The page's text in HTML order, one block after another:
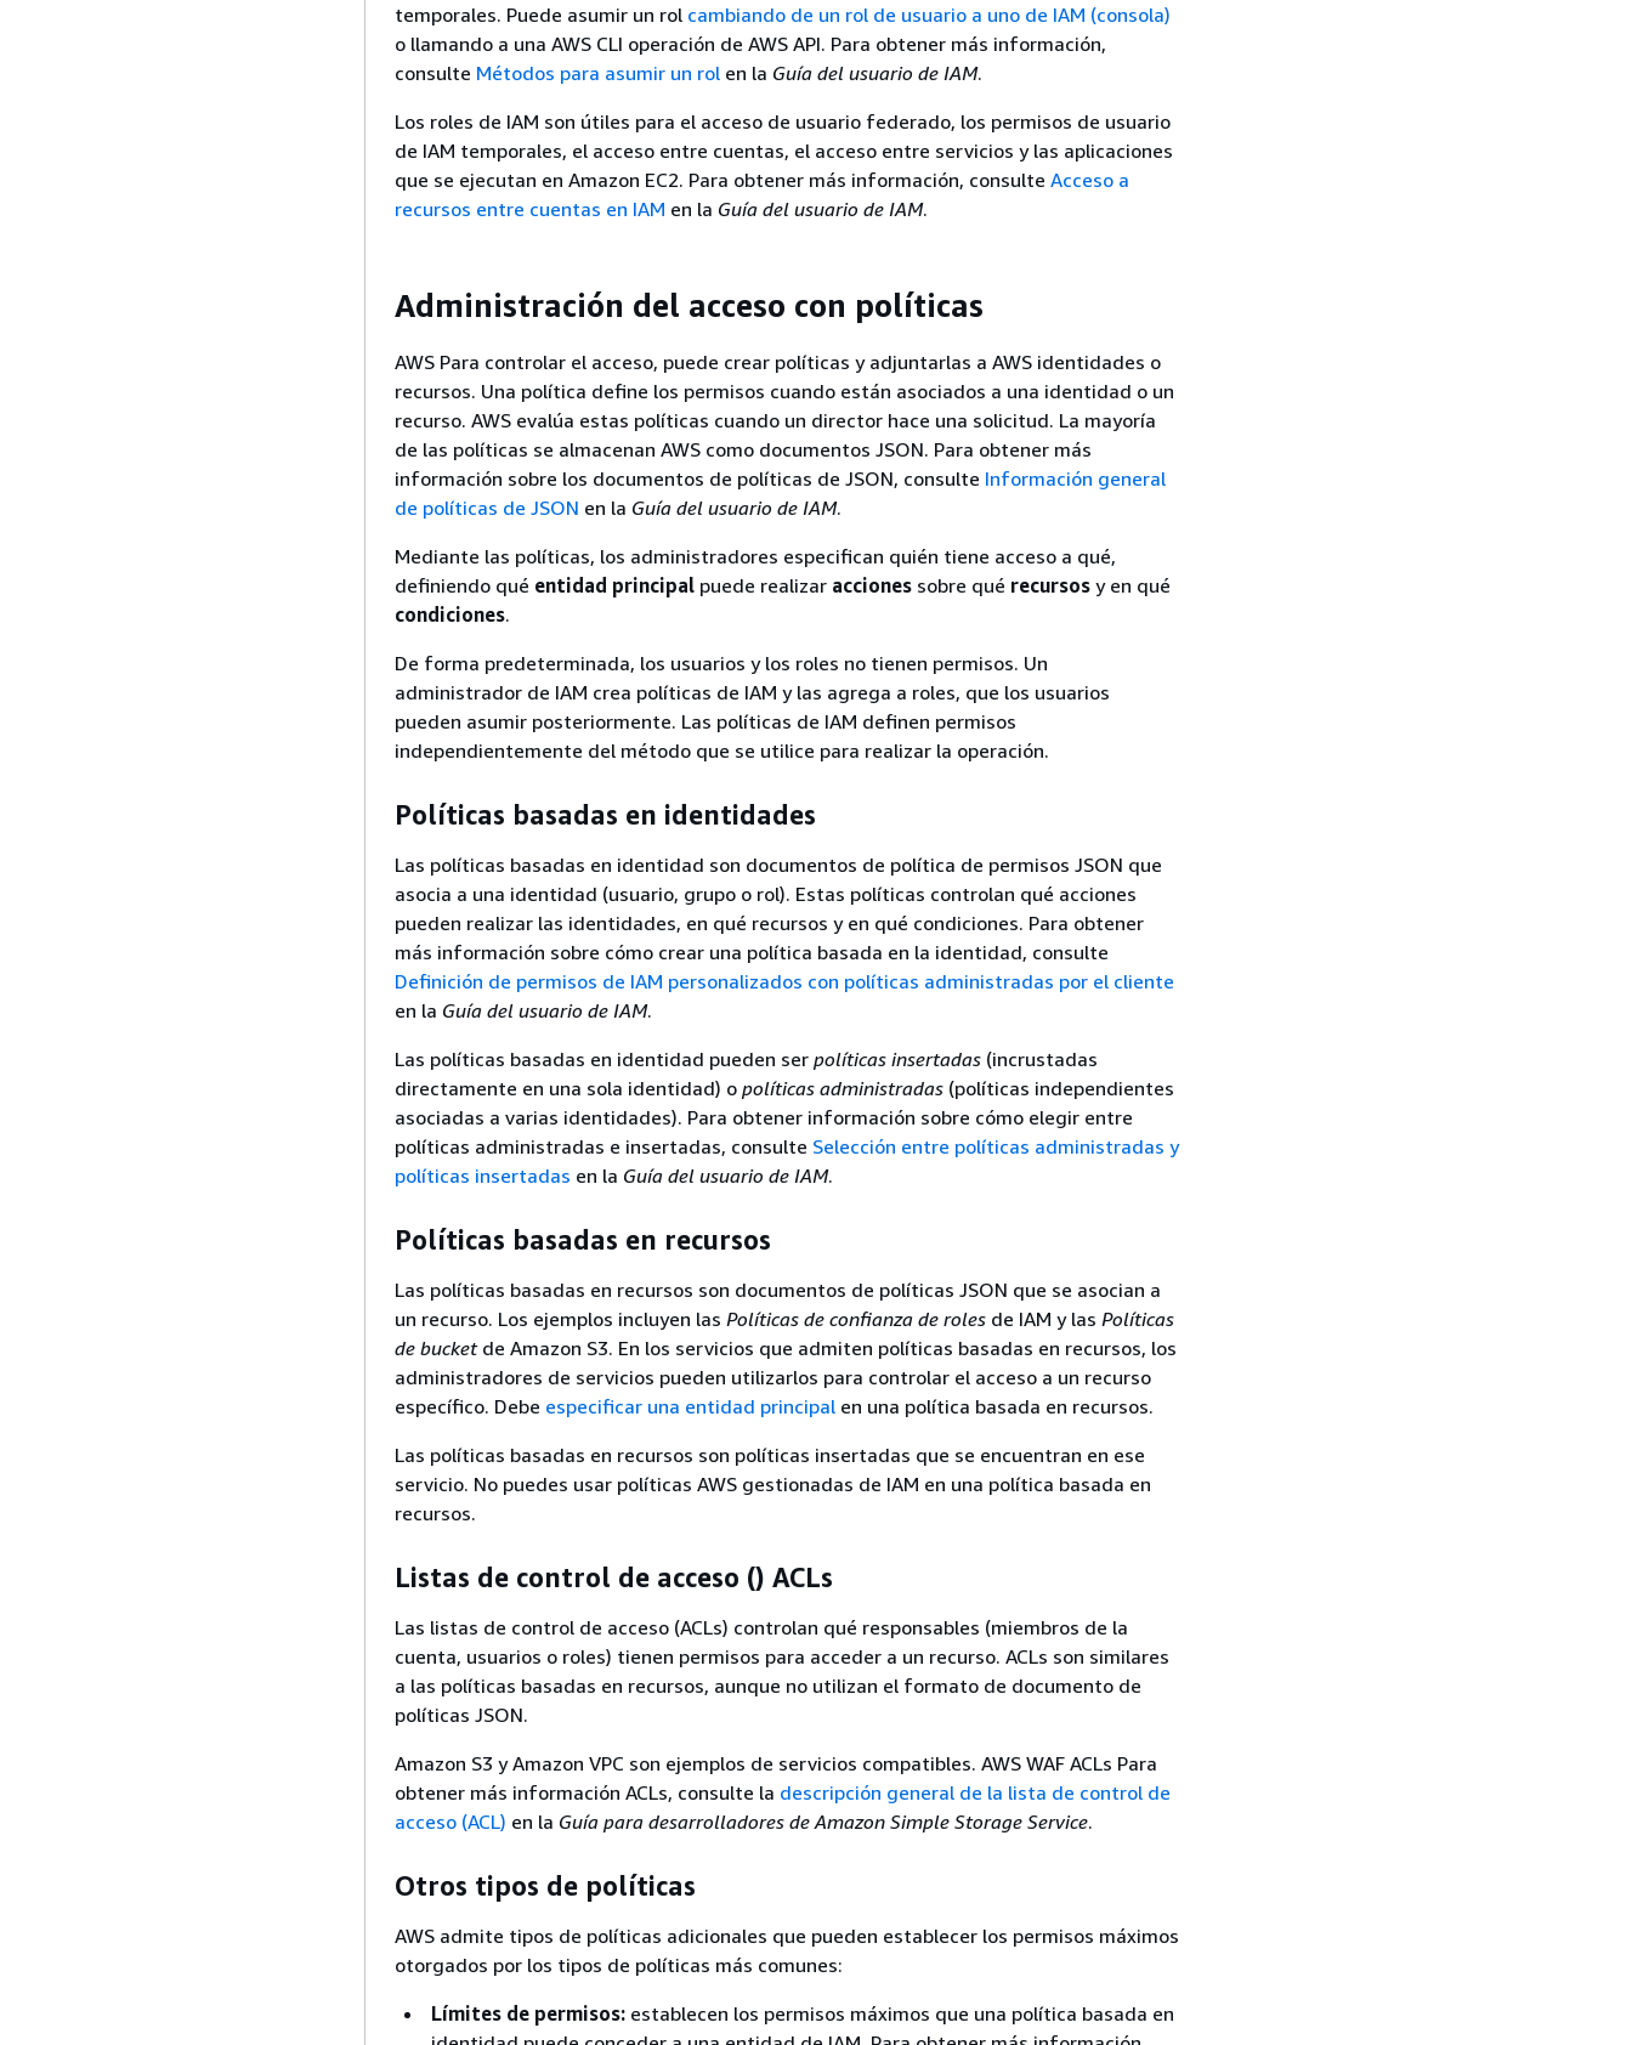
temporales. Puede asumir un rol cambiando de un rol de usuario a uno de IAM (consola)
o llamando a una AWS CLI operación de AWS API. Para obtener más información,
consulte Métodos para asumir un rol en la Guía del usuario de IAM.
Los roles de IAM son útiles para el acceso de usuario federado, los permisos de usuario
de IAM temporales, el acceso entre cuentas, el acceso entre servicios y las aplicaciones
que se ejecutan en Amazon EC2. Para obtener más información, consulte Acceso a
recursos entre cuentas en IAM en la Guía del usuario de IAM.
Administración del acceso con políticas
AWS Para controlar el acceso, puede crear políticas y adjuntarlas a AWS identidades o
recursos. Una política define los permisos cuando están asociados a una identidad o un
recurso. AWS evalúa estas políticas cuando un director hace una solicitud. La mayoría
de las políticas se almacenan AWS como documentos JSON. Para obtener más
información sobre los documentos de políticas de JSON, consulte Información general
de políticas de JSON en la Guía del usuario de IAM.
Mediante las políticas, los administradores especifican quién tiene acceso a qué,
definiendo qué entidad principal puede realizar acciones sobre qué recursos y en qué
condiciones.
De forma predeterminada, los usuarios y los roles no tienen permisos. Un
administrador de IAM crea políticas de IAM y las agrega a roles, que los usuarios
pueden asumir posteriormente. Las políticas de IAM definen permisos
independientemente del método que se utilice para realizar la operación.
Políticas basadas en identidades
Las políticas basadas en identidad son documentos de política de permisos JSON que
asocia a una identidad (usuario, grupo o rol). Estas políticas controlan qué acciones
pueden realizar las identidades, en qué recursos y en qué condiciones. Para obtener
más información sobre cómo crear una política basada en la identidad, consulte
Definición de permisos de IAM personalizados con políticas administradas por el cliente
en la Guía del usuario de IAM.
Las políticas basadas en identidad pueden ser políticas insertadas (incrustadas
directamente en una sola identidad) o políticas administradas (políticas independientes
asociadas a varias identidades). Para obtener información sobre cómo elegir entre
políticas administradas e insertadas, consulte Selección entre políticas administradas y
políticas insertadas en la Guía del usuario de IAM.
Políticas basadas en recursos
Las políticas basadas en recursos son documentos de políticas JSON que se asocian a
un recurso. Los ejemplos incluyen las Políticas de confianza de roles de IAM y las Políticas
de bucketde Amazon S3. En los servicios que admiten políticas basadas en recursos, los
administradores de servicios pueden utilizarlos para controlar el acceso a un recurso
específico. Debe especificar una entidad principal en una política basada en recursos.
Las políticas basadas en recursos son políticas insertadas que se encuentran en ese
servicio. No puedes usar políticas AWS gestionadas de IAM en una política basada en
recursos.
Listas de control de acceso () ACLs
Las listas de control de acceso (ACLs) controlan qué responsables (miembros de la
cuenta, usuarios o roles) tienen permisos para acceder a un recurso. ACLs son similares
a las políticas basadas en recursos, aunque no utilizan el formato de documento de
políticas JSON.
Amazon S3 y Amazon VPC son ejemplos de servicios compatibles. AWS WAF ACLs Para
obtener más información ACLs, consulte la descripción general de la lista de control de
acceso (ACL) en la Guía para desarrolladores de Amazon Simple Storage Service.
Otros tipos de políticas
AWS admite tipos de políticas adicionales que pueden establecer los permisos máximos
otorgados por los tipos de políticas más comunes:
Límites de permisos: establecen los permisos máximos que una política basada en